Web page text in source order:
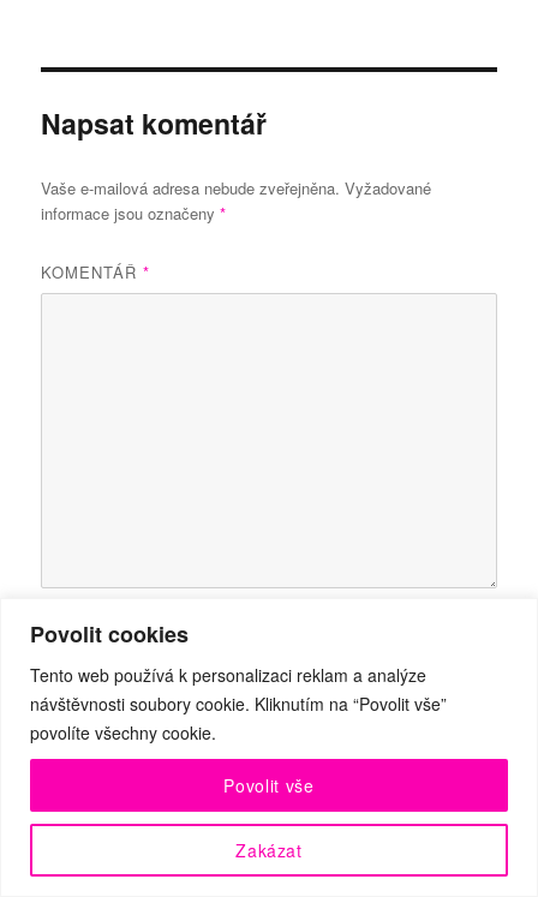
Povolit cookies
Tento web používá k personalizaci reklam a analýze
návštěvnosti soubory cookie. Kliknutím na “Povolit vše”
povolíte všechny cookie.
Zakázat
Povolit vše
Napsat komentář
Vaše e-mailová adresa nebude zveřejněna. Vyžadované
informace jsou označeny*
KOMENTÁŘ*
JMÉNO*
E-MAIL*
WEBOVÁ STRÁNKA